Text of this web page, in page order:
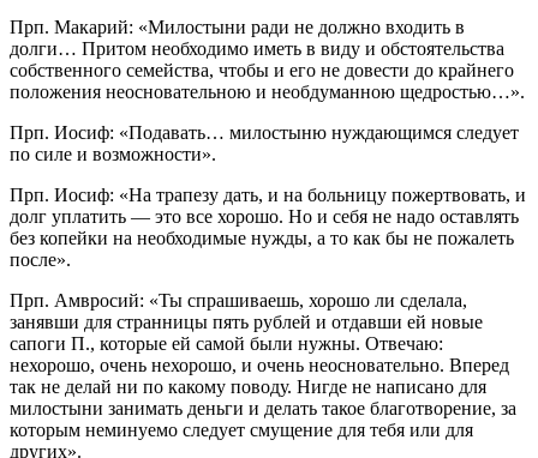
Прп. Макарий: «Милостыни ради не должно входить в
долги… Притом необходимо иметь в виду и обстоятельства
собственного семейства, чтобы и его не довести до крайнего
положения неосновательною и необдуманною щедростью…».
Прп. Иосиф: «Подавать… милостыню нуждающимся следует
по силе и возможности».
Прп. Иосиф: «На трапезу дать, и на больницу пожертвовать, и
долг уплатить — это все хорошо. Но и себя не надо оставлять
без копейки на необходимые нужды, а то как бы не пожалеть
после».
Прп. Амвросий: «Ты спрашиваешь, хорошо ли сделала,
занявши для странницы пять рублей и отдавши ей новые
сапоги П., которые ей самой были нужны. Отвечаю:
нехорошо, очень нехорошо, и очень неосновательно. Вперед
так не делай ни по какому поводу. Нигде не написано для
милостыни занимать деньги и делать такое благотворение, за
которым неминуемо следует смущение для тебя или для
других».